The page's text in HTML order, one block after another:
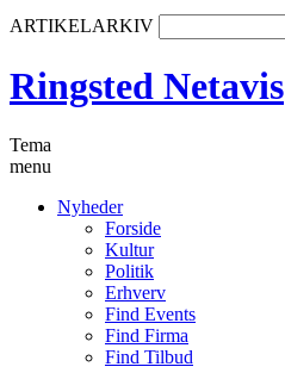
ARTIKELARKIV
Ringsted Netavis
Tema
menu
Nyheder
Forside
Kultur
Politik
Erhverv
Find Events
Find Firma
Find Tilbud